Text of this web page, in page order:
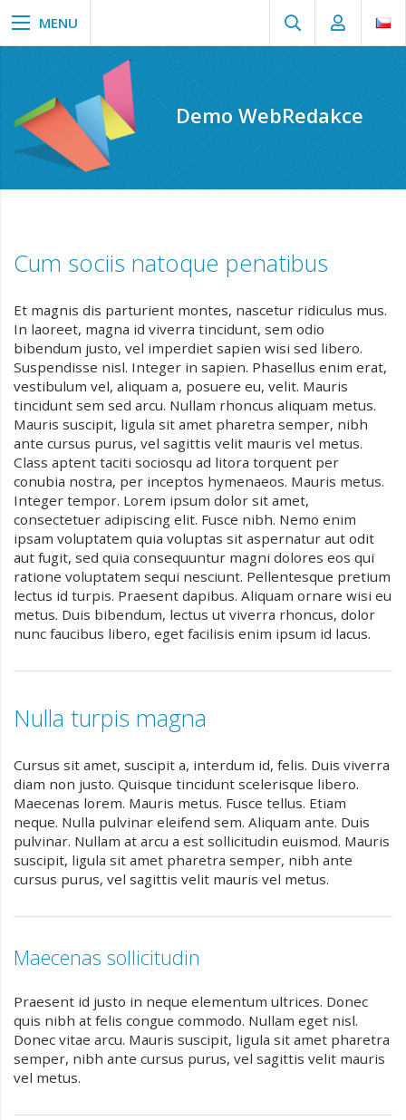
Demo WebRedakce
Cum sociis natoque penatibus
Et magnis dis parturient montes, nascetur ridiculus mus.
In laoreet, magna id viverra tincidunt, sem odio
bibendum justo, vel imperdiet sapien wisi sed libero.
Suspendisse nisl. Integer in sapien. Phasellus enim erat,
vestibulum vel, aliquam a, posuere eu, velit. Mauris
tincidunt sem sed arcu. Nullam rhoncus aliquam metus.
Mauris suscipit, ligula sit amet pharetra semper, nibh
ante cursus purus, vel sagittis velit mauris vel metus.
Class aptent taciti sociosqu ad litora torquent per
conubia nostra, per inceptos hymenaeos. Mauris metus.
Integer tempor. Lorem ipsum dolor sit amet,
consectetuer adipiscing elit. Fusce nibh. Nemo enim
ipsam voluptatem quia voluptas sit aspernatur aut odit
aut fugit, sed quia consequuntur magni dolores eos qui
ratione voluptatem sequi nesciunt. Pellentesque pretium
lectus id turpis. Praesent dapibus. Aliquam ornare wisi eu
metus. Duis bibendum, lectus ut viverra rhoncus, dolor
nunc faucibus libero, eget facilisis enim ipsum id lacus.
Nulla turpis magna
Cursus sit amet, suscipit a, interdum id, felis. Duis viverra
diam non justo. Quisque tincidunt scelerisque libero.
Maecenas lorem. Mauris metus. Fusce tellus. Etiam
neque. Nulla pulvinar eleifend sem. Aliquam ante. Duis
pulvinar. Nullam at arcu a est sollicitudin euismod. Mauris
suscipit, ligula sit amet pharetra semper, nibh ante
cursus purus, vel sagittis velit mauris vel metus.
Maecenas sollicitudin
Praesent id justo in neque elementum ultrices. Donec
quis nibh at felis congue commodo. Nullam eget nisl.
Donec vitae arcu. Mauris suscipit, ligula sit amet pharetra
semper, nibh ante cursus purus, vel sagittis velit mauris
vel metus.